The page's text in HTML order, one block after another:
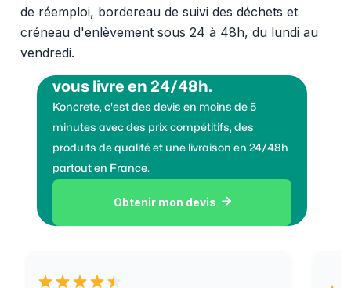
de réemploi, bordereau de suivi des déchets et
créneau d'enlèvement sous 24 à 48h, du lundi au
vendredi.
vous livre en 24/48h.
Koncrete, c'est des devis en moins de 5
minutes avec des prix compétitifs, des
produits de qualité et une livraison en 24/48h
partout en France.
Obtenir mon devis 